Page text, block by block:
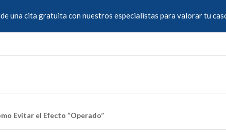
una cita gratuita con nuestros especialistas para valorar tu
Evitar el Efecto “Operado”